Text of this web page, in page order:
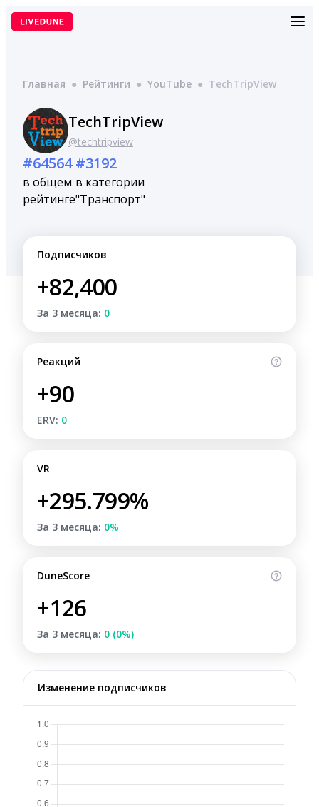
Перейти
Главная ● Рейтинги ● YouTube ● TechTripView
TechTripView
@techtripview
#64564
в общем
рейтинге
#3192
в категории
"Транспорт"
Подписчиков
+82,400
За 3 месяца: 0
Реакций
+90
ERV: 0
VR
+295.799%
За 3 месяца: 0%
DuneScore
+126
За 3 месяца: 0 (0%)
Изменение подписчиков